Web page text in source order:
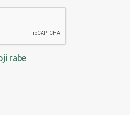
rabe